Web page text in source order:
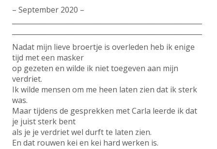
– September 2020 –
Nadat mijn lieve broertje is overleden heb ik enige
tijd met een masker
op gezeten en wilde ik niet toegeven aan mijn
verdriet.
Ik wilde mensen om me heen laten zien dat ik sterk
was.
Maar tijdens de gesprekken met Carla leerde ik dat
je juist sterk bent
als je je verdriet wel durft te laten zien.
En dat rouwen kei en kei hard werken is.